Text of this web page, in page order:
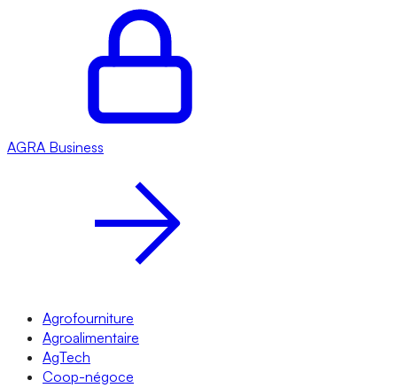
AGRA Business
Agrofourniture
Agroalimentaire
AgTech
Coop-négoce